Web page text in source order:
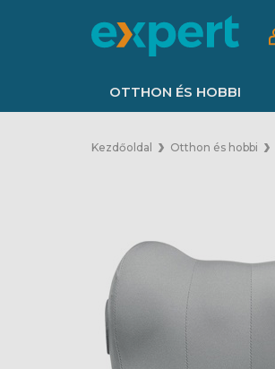
OTTHON ÉS HOBBI
Kezdőoldal Otthon és hobbi